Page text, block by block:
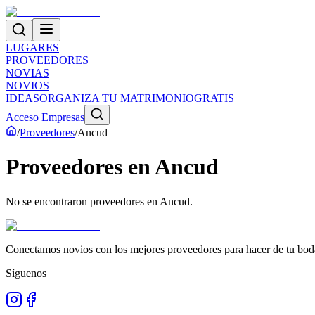
LUGARES
PROVEEDORES
NOVIAS
NOVIOS
IDEASORGANIZA TU MATRIMONIOGRATIS
Acceso Empresas
/Proveedores/Ancud
Proveedores enAncud
No se encontraron proveedores en Ancud.
Conectamos novios con los mejores proveedores para hacer de tu
Síguenos